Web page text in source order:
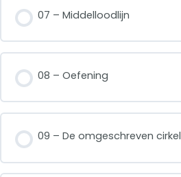
07 – Middelloodlijn
08 – Oefening
09 – De omgeschreven cirkel